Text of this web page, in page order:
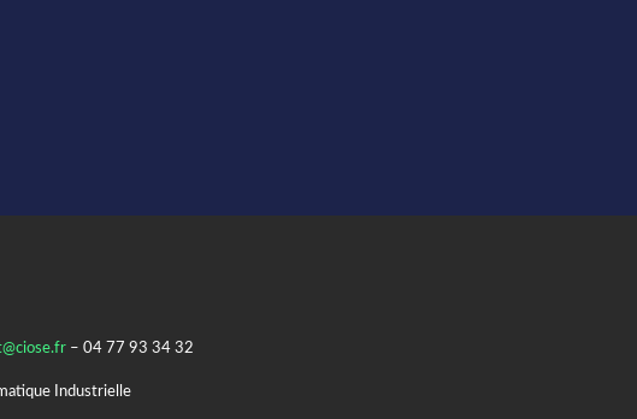
– 04 77 93 34 32
Industrielle